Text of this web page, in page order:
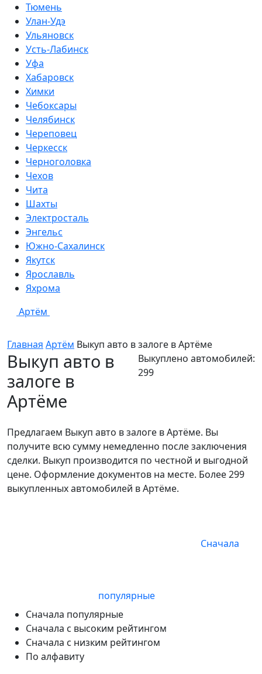
Тюмень
Улан-Удэ
Ульяновск
Усть-Лабинск
Уфа
Хабаровск
Химки
Чебоксары
Челябинск
Череповец
Черкесск
Черноголовка
Чехов
Чита
Шахты
Электросталь
Энгельс
Южно-Сахалинск
Якутск
Ярославль
Яхрома
Артём
Главная Артём Выкуп авто в залоге вАртёме
Выкуп авто в
залоге в
Артёме
Выкуплено автомобилей:
299
Предлагаем Выкуп авто в залоге в Артёме. Вы
получите всю сумму немедленно после заключения
сделки. Выкуп производится по честной и выгодной
цене. Оформление документов на месте. Более 299
выкупленных автомобилей в Артёме.
Сначала
популярные
Сначала популярные
Сначала с высоким рейтингом
Сначала с низким рейтингом
По алфавиту